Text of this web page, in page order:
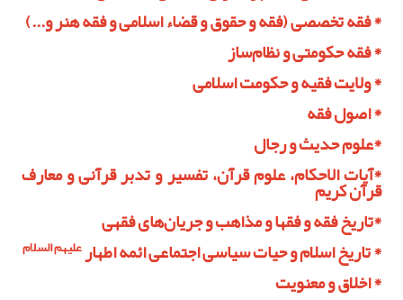
* فقه‌ تخصصی (فقه و حقوق و قضاء اسلامی و فقه هنر و...)
* فقه حکومتی و نظام‌ساز
* ولایت فقیه و حکومت اسلامی
* اصول فقه
*‌علوم حدیث و رجال
*‌آیات الاحکام، علوم قرآن، تفسیر و تدبر قرآنی و معارف
قرآن کریم
*‌تاریخ فقه و فقها و مذاهب و جریان‌های فقهی
*‌ تاریخ اسلام و حیات سیاسی اجتماعی ائمه اطهارعلیهم السلام
*‌ اخلاق و معنویت